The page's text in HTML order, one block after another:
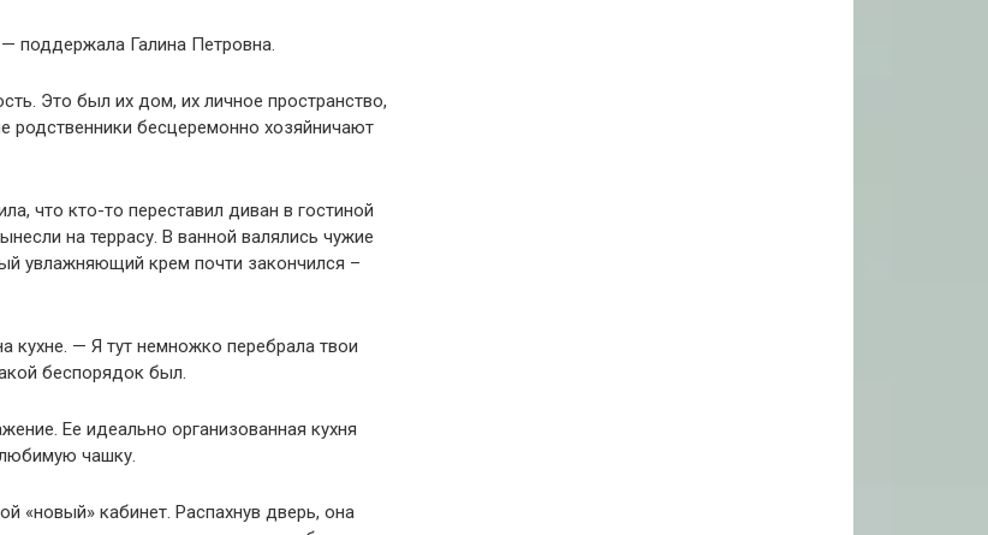
поддержала Галина Петровна.
Это был их дом, их личное пространство,
родственники бесцеремонно хозяйничают
что кто-то переставил диван в гостиной
на террасу. В ванной валялись чужие
увлажняющий крем почти закончился –
кухне. — Я тут немножко перебрала твои
беспорядок был.
Ее идеально организованная кухня
чашку.
«новый» кабинет. Распахнув дверь, она